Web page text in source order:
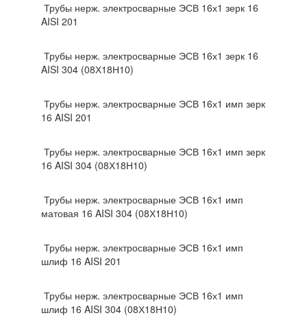
Трубы нерж. электросварные ЭСВ 16х1 зерк 16
AISI 201
Трубы нерж. электросварные ЭСВ 16х1 зерк 16
AISI 304 (08Х18Н10)
Трубы нерж. электросварные ЭСВ 16х1 имп зерк
16 AISI 201
Трубы нерж. электросварные ЭСВ 16х1 имп зерк
16 AISI 304 (08Х18Н10)
Трубы нерж. электросварные ЭСВ 16х1 имп
матовая 16 AISI 304 (08Х18Н10)
Трубы нерж. электросварные ЭСВ 16х1 имп
шлиф 16 AISI 201
Трубы нерж. электросварные ЭСВ 16х1 имп
шлиф 16 AISI 304 (08Х18Н10)